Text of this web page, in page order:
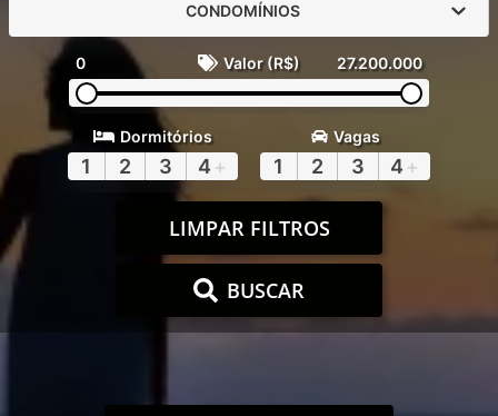
CONDOMÍNIOS
0 Valor (R$) 27.200.000
Dormitórios
1 2 3 4 +
Vagas
1 2 3 4 +
LIMPAR FILTROS
BUSCAR